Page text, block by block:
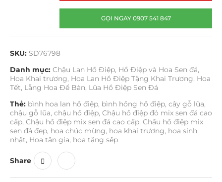
GỌI NGAY 0907 541 847
SKU: SD76798
Danh mục: Chậu Lan Hồ Điệp, Hồ Điệp và Hoa Sen đá,
Hoa Khai trương, Hoa Lan Hồ Điệp Tặng Khai Trương, Hoa
Tết, Lẵng Hoa Để Bàn, Lũa Hồ Điệp Sen Đá
Thẻ: bình hoa lan hồ điệp, bình hồng hồ điệp, cây gỗ lũa,
chậu gỗ lũa, chậu hồ điệp, Chậu hồ điệp đỏ mix sen đá cao
cấp, Chậu hồ điệp mix sen đá cao cấp, Chầu hồ điệp mix
sen đá đẹp, hoa chúc mừng, hoa khai trương, hoa sinh
nhật, Hoa tân gia, hoa tặng sếp
Share